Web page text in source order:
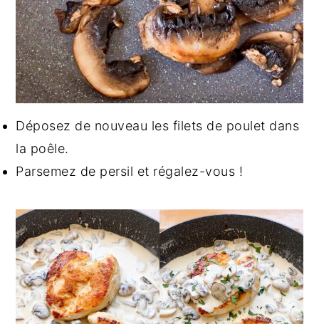
Déposez de nouveau les filets de poulet dans
la poêle.
Parsemez de persil et régalez-vous !